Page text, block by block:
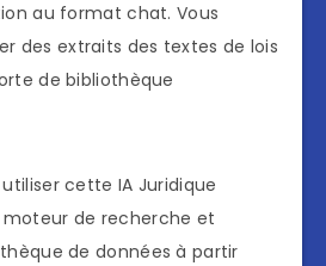
au format chat. Vous
des extraits des textes de lois
de bibliothèque
cette IA Juridique
de recherche et
de données à partir